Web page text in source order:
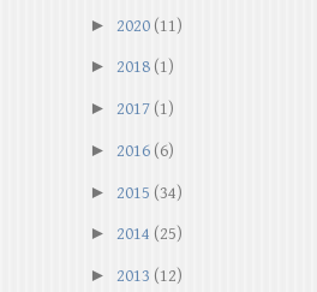
► 2020 (11)
► 2018 (1)
► 2017 (1)
► 2016 (6)
► 2015 (34)
► 2014 (25)
► 2013 (12)